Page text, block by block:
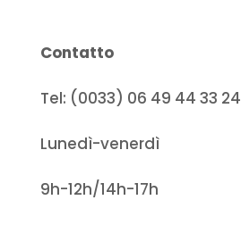
Contatto
Tel: (0033) 06 49 44 33 24
Lunedì-venerdì
9h-12h/14h-17h